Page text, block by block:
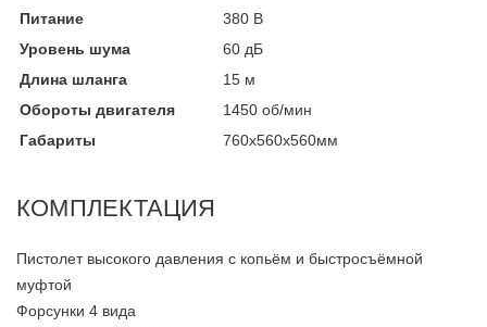
Питание
380 В
Уровень шума
60 дБ
Длина шланга
15 м
Обороты двигателя
1450 об/мин
Габариты
760х560х560мм
КОМПЛЕКТАЦИЯ
Пистолет высокого давления с копьём и быстросъёмной
муфтой
Форсунки 4 вида